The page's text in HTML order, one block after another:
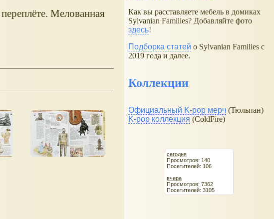
Мелованная
Как вы расставляете мебель в домиках
Sylvanian Families? Добавляйте фото
здесь!
Подборка статей о Sylvanian Families с
2019 года и далее.
Коллекции
Официальный K-pop мерч (Тюльпан)
K-pop коллекция (ColdFire)
сегодня
Просмотров: 140
Посетителей: 106
вчера
Просмотров: 7362
Посетителей: 3105